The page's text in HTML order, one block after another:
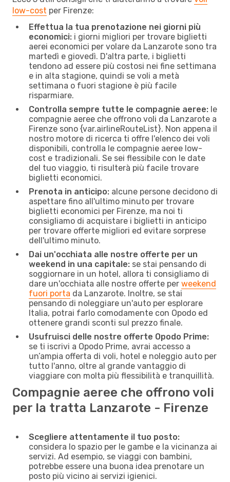
low-cost per Firenze:
Effettua la tua prenotazione nei giorni più
economici: i giorni migliori per trovare biglietti
aerei economici per volare da Lanzarote sono tra
martedì e giovedì. D'altra parte, i biglietti
tendono ad essere più costosi nei fine settimana
e in alta stagione, quindi se voli a metà
settimana o fuori stagione è più facile
risparmiare.
Controlla sempre tutte le compagnie aeree: le
compagnie aeree che offrono voli da Lanzarote a
Firenze sono {​var.airlineRouteList}. Non appena il
nostro motore di ricerca ti offre l'elenco dei voli
disponibili, controlla le compagnie aeree low-
cost e tradizionali. Se sei flessibile con le date
del tuo viaggio, ti risulterà più facile trovare
biglietti economici.
Prenota in anticipo: alcune persone decidono di
aspettare fino all'ultimo minuto per trovare
biglietti economici per Firenze, ma noi ti
consigliamo di acquistare i biglietti in anticipo
per trovare offerte migliori ed evitare sorprese
dell'ultimo minuto.
Dai un'occhiata alle nostre offerte per un
weekend in una capitale: se stai pensando di
soggiornare in un hotel, allora ti consigliamo di
dare un'occhiata alle nostre offerte per weekend
fuori porta da Lanzarote. Inoltre, se stai
pensando di noleggiare un'auto per esplorare
Italia, potrai farlo comodamente con Opodo ed
ottenere grandi sconti sul prezzo finale.
Usufruisci delle nostre offerte Opodo Prime:
se ti iscrivi a Opodo Prime, avrai accesso a
un’ampia offerta di voli, hotel e noleggio auto per
tutto l'anno, oltre al grande vantaggio di
viaggiare con molta più flessibilità e tranquillità.
Compagnie aeree che offrono voli
per la tratta Lanzarote - Firenze
Scegliere attentamente il tuo posto:
considera lo spazio per le gambe e la vicinanza ai
servizi. Ad esempio, se viaggi con bambini,
potrebbe essere una buona idea prenotare un
posto più vicino ai servizi igienici.